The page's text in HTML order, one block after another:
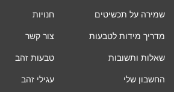
שמירה על תכשיטים
מדריך מידות לטבעות
שאלות ותשובות
החשבון שלי
חנויות
צור קשר
טבעות זהב
עגילי זהב